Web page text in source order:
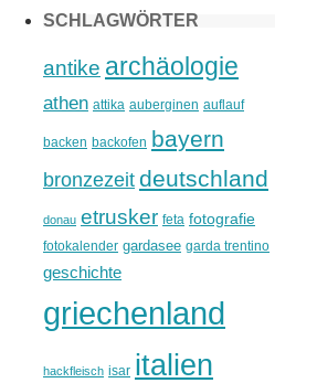
2014
SCHLAGWÖRTER
antike archäologie
athen attika auberginen auflauf
backen backofen bayern
bronzezeit deutschland
donau etrusker feta fotografie
fotokalender gardasee garda trentino
geschichte
griechenland
hackfleisch isar italien